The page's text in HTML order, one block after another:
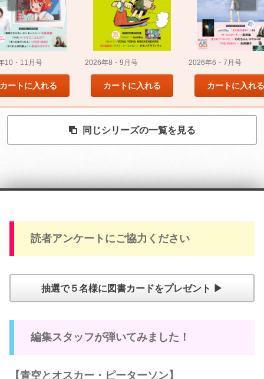
10・11月号
カートに入れる
2026年8・9月号
カートに入れる
2026年6・7月号
カートに入れる
同じシリーズの一覧を見る
読者アンケートにご協力ください
抽選で５名様に図書カードをプレゼント ▶
編集スタッフが弾いてみました！
【青空とオスカー・ピーターソン】